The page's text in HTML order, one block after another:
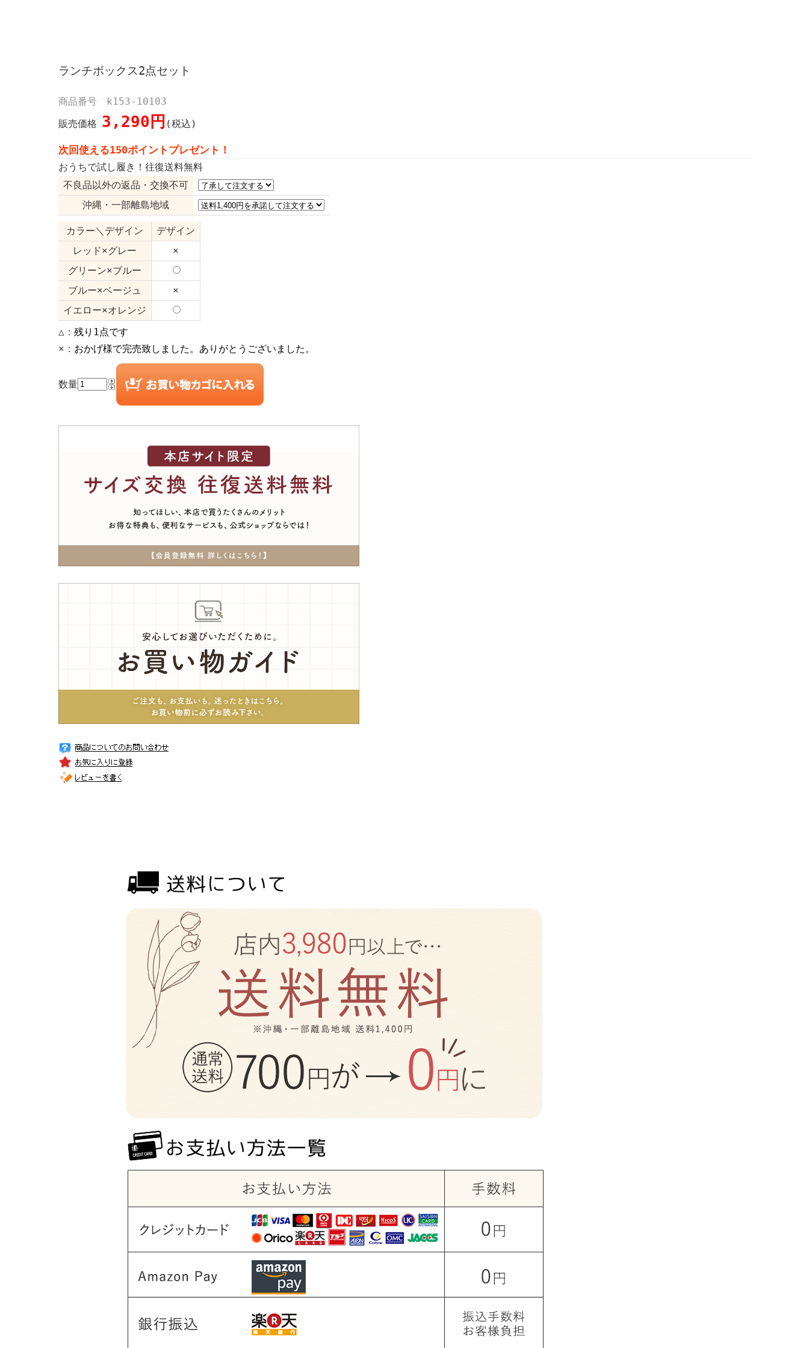
ランチボックス2点セット
商品番号 k153-10103
販売価格 3,290円 (税込)
次回使える150ポイントプレゼント！
おうちで試し履き！往復送料無料
不良品以外の返品・交換不可
沖縄・一部離島地域
カラー＼デザイン
デザイン
レッド×グレー
×
グリーン×ブルー
ブルー×ベージュ
×
イエロー×オレンジ
△： 残り1点です
×： おかげ様で完売致しました。ありがとうございました。
数量